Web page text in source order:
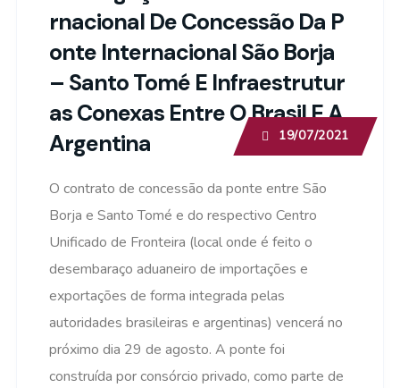
Rnacional De Concessão Da P
Onte Internacional São Borja
– Santo Tomé E Infraestrutur
As Conexas Entre O Brasil E A
Argentina
19/07/2021
O contrato de concessão da ponte entre São
Borja e Santo Tomé e do respectivo Centro
Unificado de Fronteira (local onde é feito o
desembaraço aduaneiro de importações e
exportações de forma integrada pelas
autoridades brasileiras e argentinas) vencerá no
próximo dia 29 de agosto. A ponte foi
construída por consórcio privado, como parte de